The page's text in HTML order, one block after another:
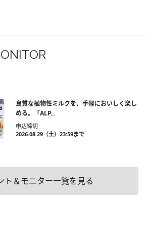
良質な植物性ミルクを、手軽においしく楽し
める。「ALP...
申込締切
2026.08.29（土）23:59まで
ト＆モニター一覧を見る